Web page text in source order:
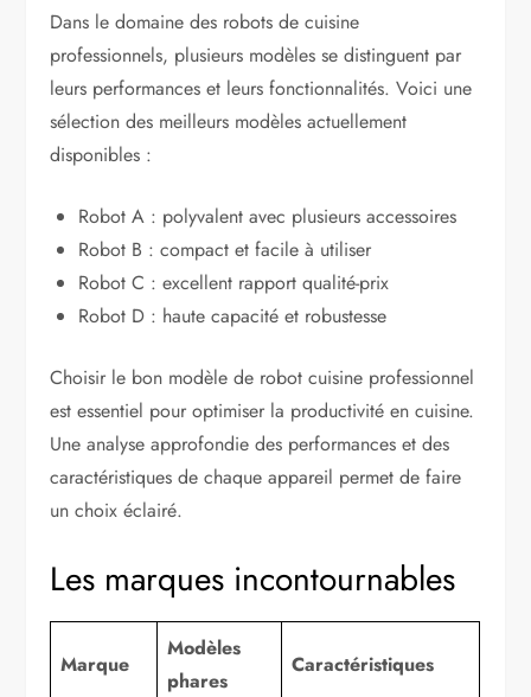
Dans le domaine des robots de cuisine
professionnels, plusieurs modèles se distinguent par
leurs performances et leurs fonctionnalités. Voici une
sélection des meilleurs modèles actuellement
disponibles :
Robot A : polyvalent avec plusieurs accessoires
Robot B : compact et facile à utiliser
Robot C : excellent rapport qualité-prix
Robot D : haute capacité et robustesse
Choisir le bon modèle de robot cuisine professionnel
est essentiel pour optimiser la productivité en cuisine.
Une analyse approfondie des performances et des
caractéristiques de chaque appareil permet de faire
un choix éclairé.
Les marques incontournables
Marque
Modèles
phares
Caractéristiques